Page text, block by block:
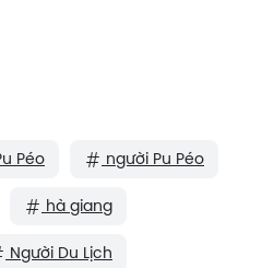
Péo người Pu Péo
hà giang
Người Du Lịch